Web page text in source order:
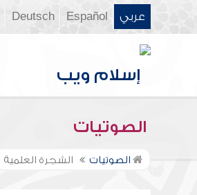
عربي Español
Deutsch
الصوتيات
الصوتيات الشجرة العلمية